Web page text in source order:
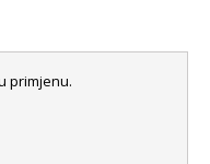
primjenu.